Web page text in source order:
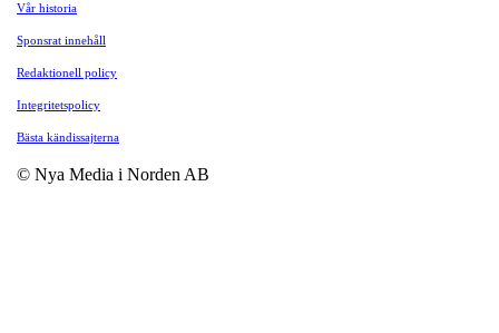
Vår historia
Sponsrat innehåll
Redaktionell policy
Integritetspolicy
Bästa kändissajterna
© Nya Media i Norden AB